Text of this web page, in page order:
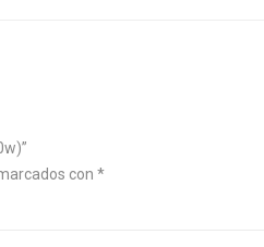
con *